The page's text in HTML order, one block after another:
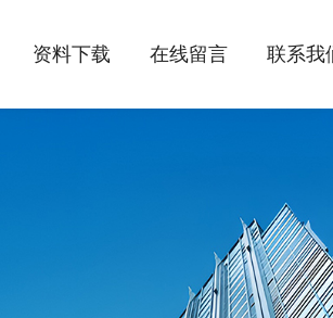
资料下载 在线留言 联系我